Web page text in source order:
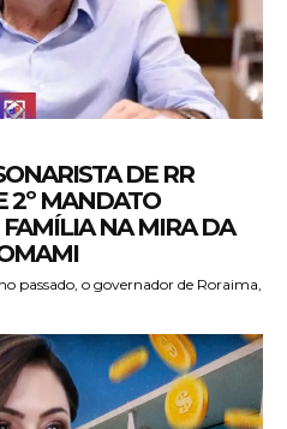
DE RR
2º MANDATO
NA MIRA DA
passado, o governador de Roraima,